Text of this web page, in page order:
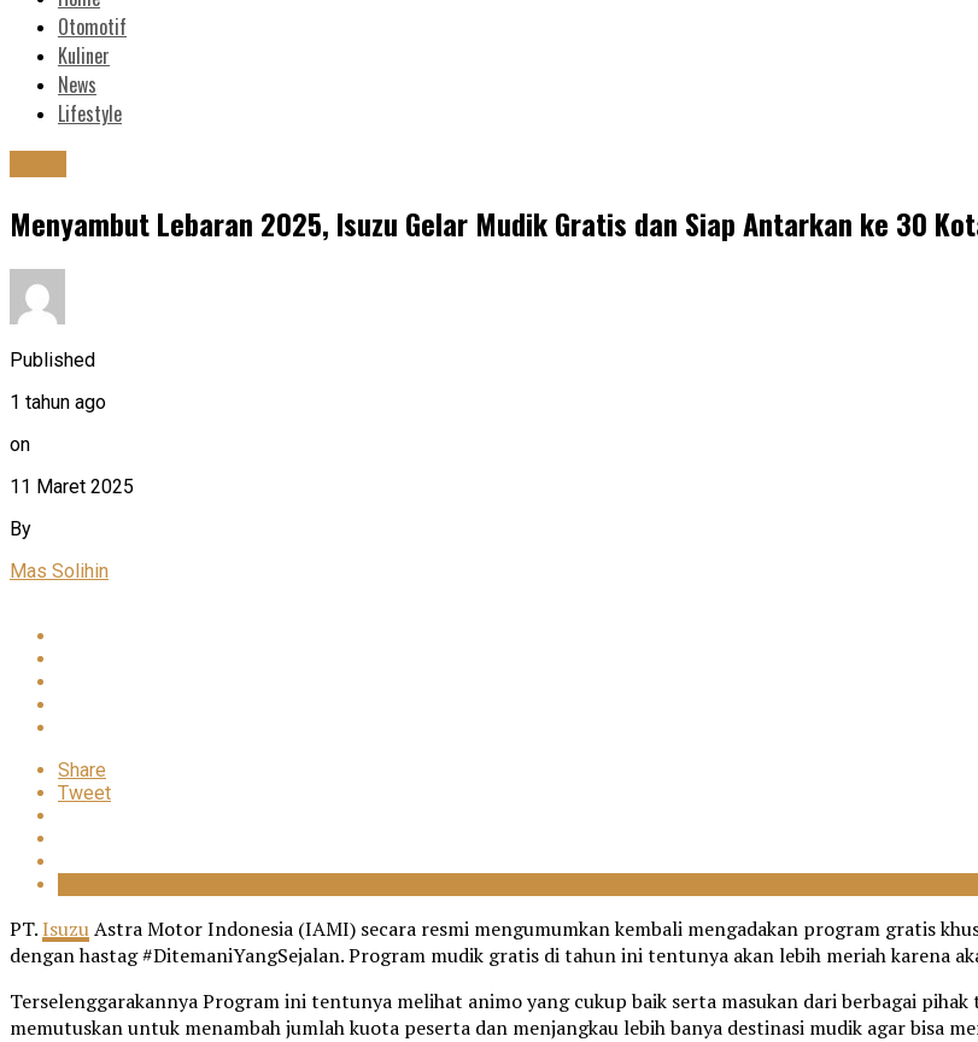
Otomotif
Kuliner
News
Lifestyle
Menyambut Lebaran 2025, Isuzu Gelar Mudik Gratis dan Siap Antarkan ke 30
Published
1 tahun ago
on
11 Maret 2025
By
Mas Solihin
Share
Tweet
PT.IsuzuAstra Motor Indonesia (IAMI) secara resmi mengumumkan kembali mengadakan program gratis
dengan hastag #DitemaniYangSejalan. Program mudik gratis di tahun ini tentunya akan lebih meriah karena
Terselenggarakannya Program ini tentunya melihat animo yang cukup baik serta masukan dari berbagai
memutuskan untuk menambah jumlah kuota peserta dan menjangkau lebih banya destinasi mudik agar bisa